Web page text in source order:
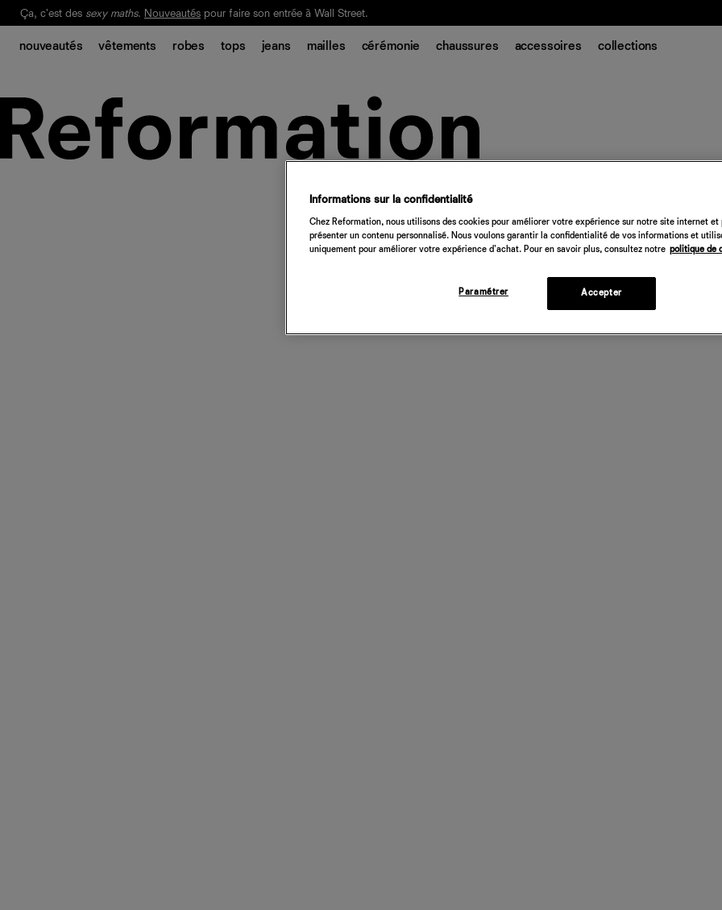
Notre Bilan Responsable 2025 est ici. Lisez-le
Ça, c'est des sexy maths. Nouveautés pour faire son entrée à Wall Street.
nouveautés vêtements robes tops jeans mailles cérémonie chaussures accessoires collections
Informations sur la confidentialité
Chez Reformation, nous utilisons des cookies pour améliorer votre expérience sur notre site internet et
présenter un contenu personnalisé. Nous voulons garantir la confidentialité de vos informations et
uniquement pour améliorer votre expérience d'achat. Pour en savoir plus, consultez notre politique de
Paramétrer Accepter